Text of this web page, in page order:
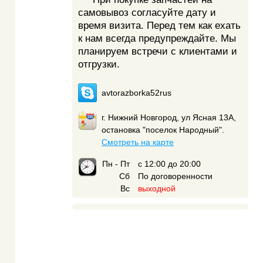
самовывоз согласуйте дату и
время визита. Перед тем как ехать
к нам всегда предупреждайте. Мы
планируем встречи с клиентами и
отгрузки.
avtorazborka52rus
г. Нижний Новгород, ул Ясная 13А,
остановка "поселок Народный".
Смотреть на карте
Пн - Пт
с 12:00 до 20:00
Сб
По договоренности
Вс
выходной